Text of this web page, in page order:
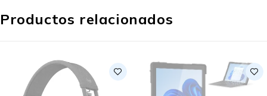
Productos relacionados